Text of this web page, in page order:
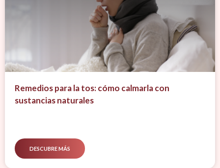
Remedios para la tos: cómo calmarla con
sustancias naturales
DESCUBRE MÁS